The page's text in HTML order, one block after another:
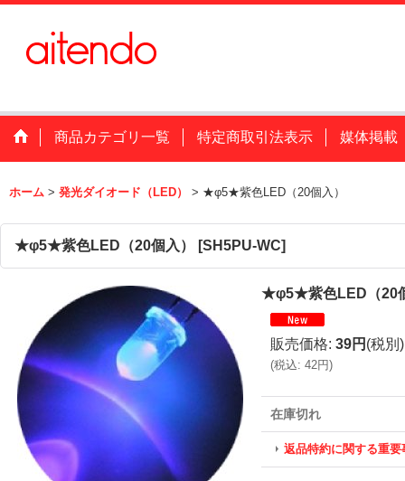
商品カテゴリ一覧 特定商取引法表示 媒体掲載
ホーム > 発光ダイオード（LED） > ★φ5★紫色LED（20個入）
★φ5★紫色LED（20個入） [SH5PU-WC]
★φ5★紫色LED（20
販売価格: 39円 (税別)
(税込: 42円)
在庫切れ
返品特約に関する重要